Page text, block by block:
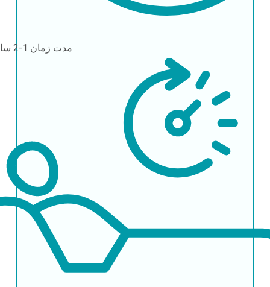
مدت زمان 1-2 ساعت